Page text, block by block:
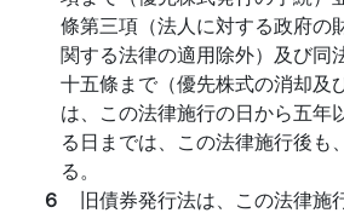
條第三項（法人に対する政府の
関する法律の適用除外）及び同
十五條まで（優先株式の消却及
は、この法律施行の日から五年
る日までは、この法律施行後も
る。
６ 旧債券発行法は、この法律施